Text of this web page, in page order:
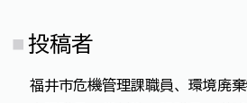
投稿者
福井市危機管理課職員、環境廃